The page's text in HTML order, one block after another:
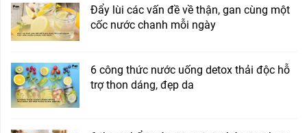
Đẩy lùi các vấn đề về thận, gan cùng một
cốc nước chanh mỗi ngày
6 công thức nước uống detox thải độc hỗ
trợ thon dáng, đẹp da